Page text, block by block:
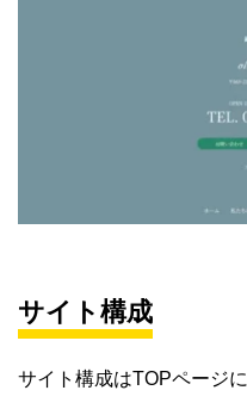
サイト構成
サイト構成はTOPページに